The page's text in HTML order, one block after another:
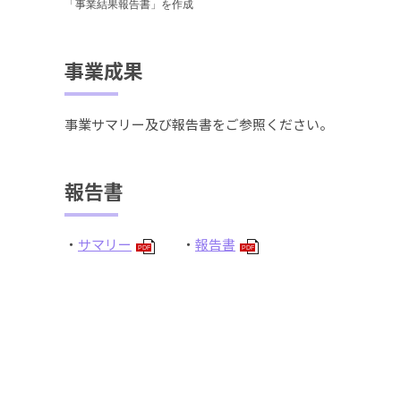
「事業結果報告書」を作成
事業成果
事業サマリー及び報告書をご参照ください。
報告書
・ サマリー PDF ・ 報告書 PDF